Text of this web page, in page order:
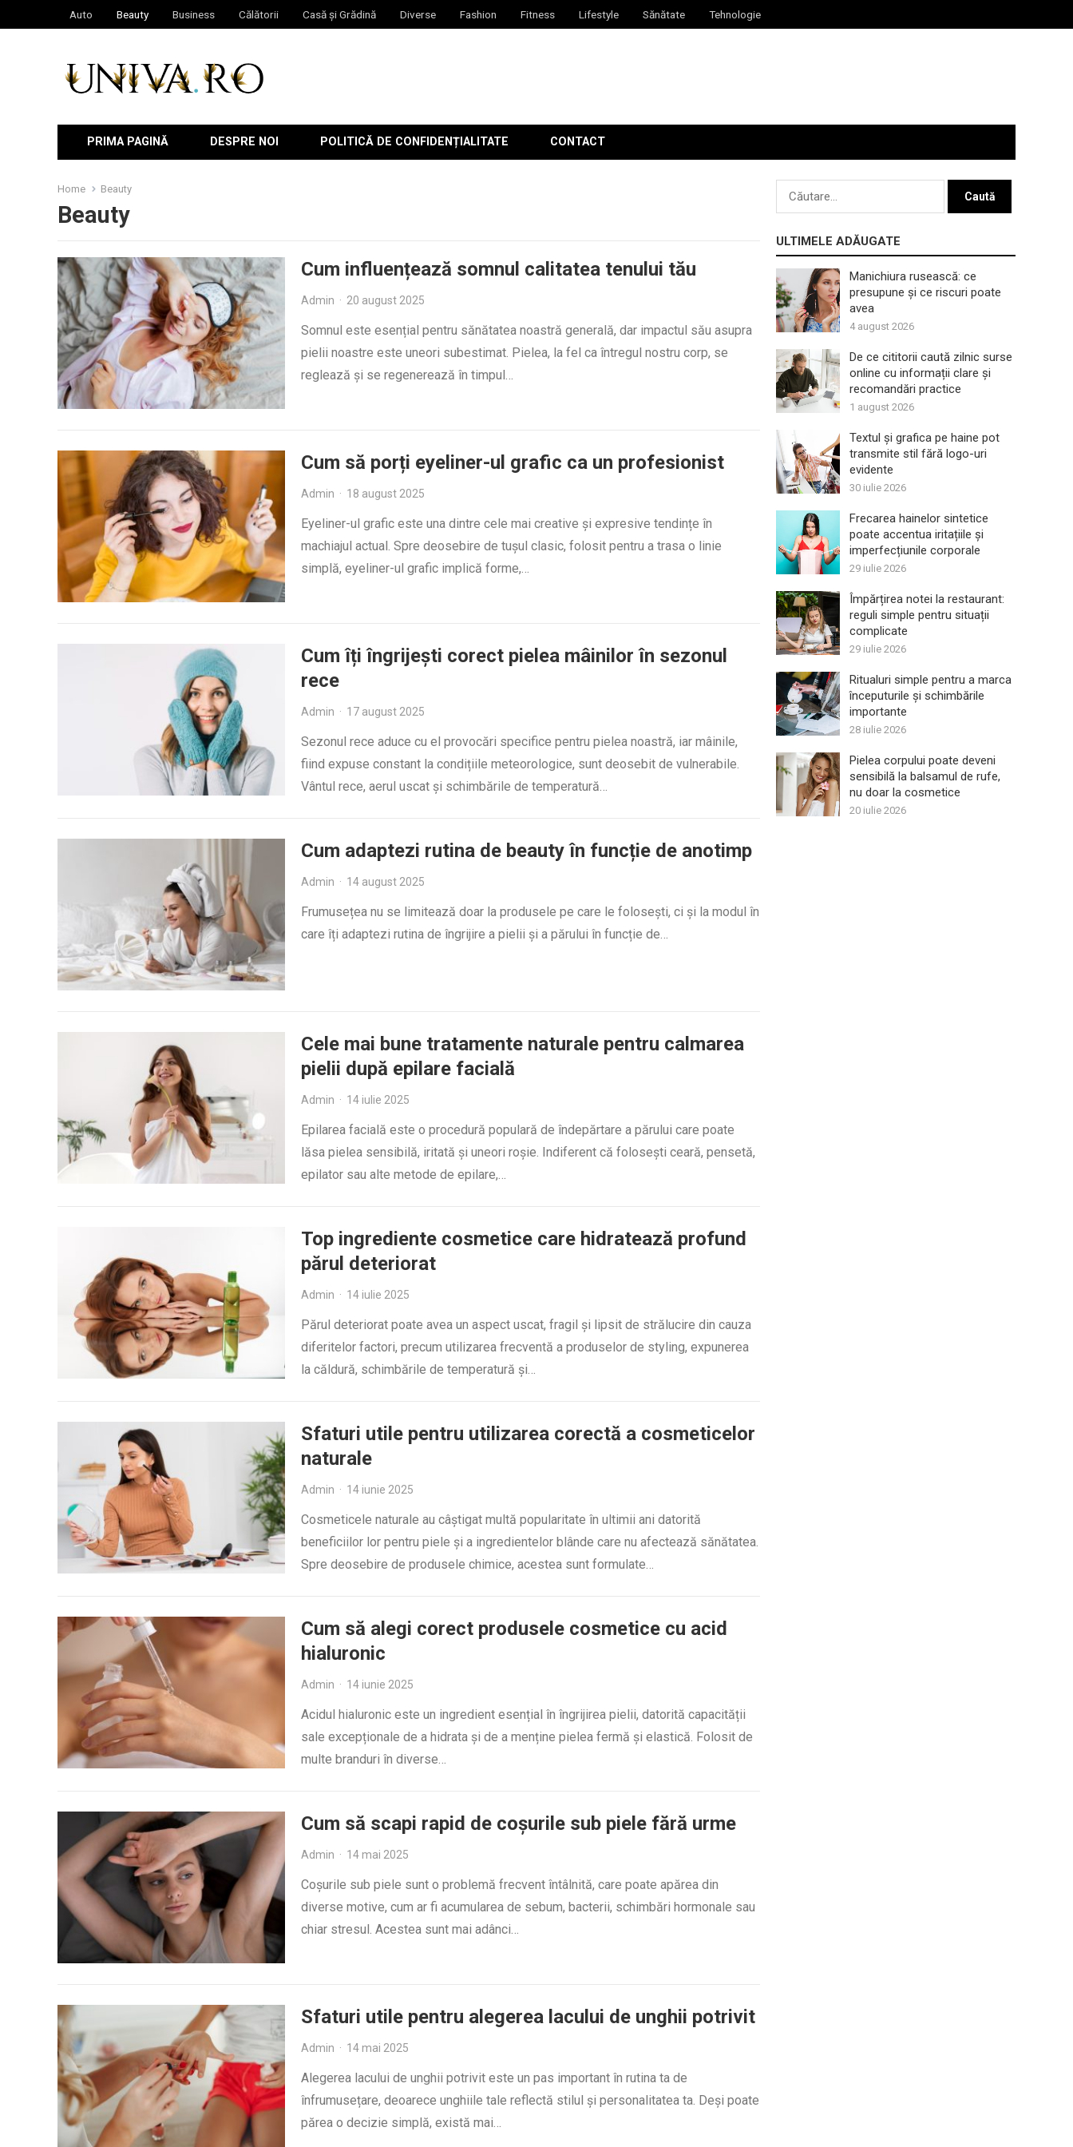
Auto Beauty Business Călătorii Casă și Grădină Diverse Fashion Fitness Lifestyle Sănătate Tehnologie
PRIMA PAGINĂ DESPRE NOI POLITICĂ DE CONFIDENȚIALITATE CONTACT
Home Beauty
Beauty
Cum influențează somnul calitatea tenului tău
Admin · 20 august 2025
Somnul este esențial pentru sănătatea noastră generală, dar impactul său asupra
pielii noastre este uneori subestimat. Pielea, la fel ca întregul nostru corp, se
reglează și se regenerează în timpul…
Cum să porți eyeliner-ul grafic ca un profesionist
Admin · 18 august 2025
Eyeliner-ul grafic este una dintre cele mai creative și expresive tendințe în
machiajul actual. Spre deosebire de tușul clasic, folosit pentru a trasa o linie
simplă, eyeliner-ul grafic implică forme,…
Cum îți îngrijești corect pielea mâinilor în sezonul
rece
Admin · 17 august 2025
Sezonul rece aduce cu el provocări specifice pentru pielea noastră, iar mâinile,
fiind expuse constant la condițiile meteorologice, sunt deosebit de vulnerabile.
Vântul rece, aerul uscat și schimbările de temperatură…
Cum adaptezi rutina de beauty în funcție de anotimp
Admin · 14 august 2025
Frumusețea nu se limitează doar la produsele pe care le folosești, ci și la modul în
care îți adaptezi rutina de îngrijire a pielii și a părului în funcție de…
Cele mai bune tratamente naturale pentru calmarea
pielii după epilare facială
Admin · 14 iulie 2025
Epilarea facială este o procedură populară de îndepărtare a părului care poate
lăsa pielea sensibilă, iritată și uneori roșie. Indiferent că folosești ceară, pensetă,
epilator sau alte metode de epilare,…
Top ingrediente cosmetice care hidratează profund
părul deteriorat
Admin · 14 iulie 2025
Părul deteriorat poate avea un aspect uscat, fragil și lipsit de strălucire din cauza
diferitelor factori, precum utilizarea frecventă a produselor de styling, expunerea
la căldură, schimbările de temperatură și…
Sfaturi utile pentru utilizarea corectă a cosmeticelor
naturale
Admin · 14 iunie 2025
Cosmeticele naturale au câștigat multă popularitate în ultimii ani datorită
beneficiilor lor pentru piele și a ingredientelor blânde care nu afectează sănătatea.
Spre deosebire de produsele chimice, acestea sunt formulate…
Cum să alegi corect produsele cosmetice cu acid
hialuronic
Admin · 14 iunie 2025
Acidul hialuronic este un ingredient esențial în îngrijirea pielii, datorită capacității
sale excepționale de a hidrata și de a menține pielea fermă și elastică. Folosit de
multe branduri în diverse…
Cum să scapi rapid de coșurile sub piele fără urme
Admin · 14 mai 2025
Coșurile sub piele sunt o problemă frecvent întâlnită, care poate apărea din
diverse motive, cum ar fi acumularea de sebum, bacterii, schimbări hormonale sau
chiar stresul. Acestea sunt mai adânci…
Sfaturi utile pentru alegerea lacului de unghii potrivit
Admin · 14 mai 2025
Alegerea lacului de unghii potrivit este un pas important în rutina ta de
înfrumusețare, deoarece unghiile tale reflectă stilul și personalitatea ta. Deși poate
părea o decizie simplă, există mai…
Caută
ULTIMELE ADĂUGATE
Manichiura rusească: ce
presupune și ce riscuri poate
avea
4 august 2026
De ce cititorii caută zilnic surse
online cu informații clare și
recomandări practice
1 august 2026
Textul și grafica pe haine pot
transmite stil fără logo-uri
evidente
30 iulie 2026
Frecarea hainelor sintetice
poate accentua iritațiile și
imperfecțiunile corporale
29 iulie 2026
Împărțirea notei la restaurant:
reguli simple pentru situații
complicate
29 iulie 2026
Ritualuri simple pentru a marca
începuturile și schimbările
importante
28 iulie 2026
Pielea corpului poate deveni
sensibilă la balsamul de rufe,
nu doar la cosmetice
20 iulie 2026